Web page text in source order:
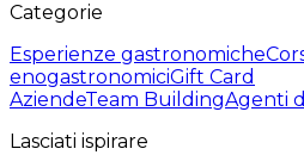
Categorie
Esperienze gastronomiche
enogastronomiciGift Card
AziendeTeam BuildingAgenti
Lasciati ispirare